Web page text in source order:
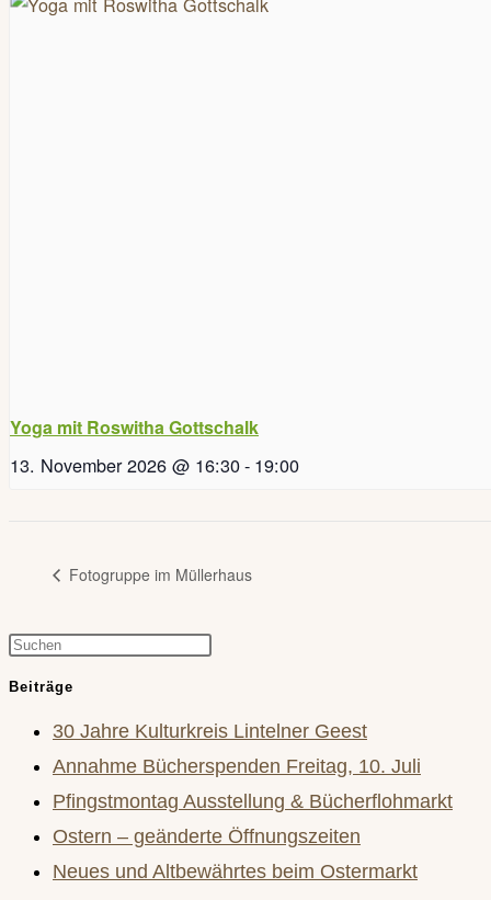
Yoga mit Roswitha Gottschalk
13. November 2026 @ 16:30- 19:00
Fotogruppe im Müllerhaus
Press
close
the
search
panel.
Beiträge
30 Jahre Kulturkreis Lintelner Geest
Annahme Bücherspenden Freitag, 10. Juli
Pfingstmontag Ausstellung & Bücherflohmarkt
Ostern – geänderte Öffnungszeiten
Neues und Altbewährtes beim Ostermarkt